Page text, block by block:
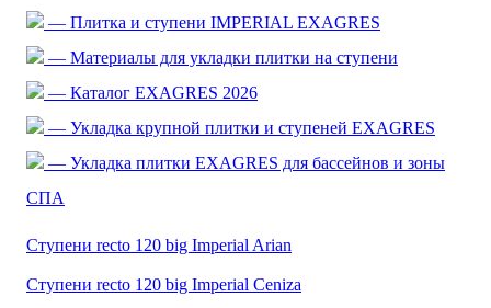
— Плитка и ступени IMPERIAL EXAGRES
— Материалы для укладки плитки на ступени
— Каталог EXAGRES 2026
— Укладка крупной плитки и ступеней EXAGRES
— Укладка плитки EXAGRES для бассейнов и зоны
СПА
Ступени recto 120 big Imperial Arian
Ступени recto 120 big Imperial Ceniza